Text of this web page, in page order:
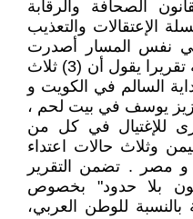
الصحافة والرقابة
الإعتقالات والتعذيب
في نفس المسار أصدرت
المنظمة العربية لحرية الصحافة تقريرا يقول أن (3) ثلاث
السالم في الكويت و
يوسف في بيت لحم ،
للإغتيال في كل من
وثلاث حالات اعتداء
مصر . تضمن التقرير
بلا حدود" بخصوص
للوطن العربي،